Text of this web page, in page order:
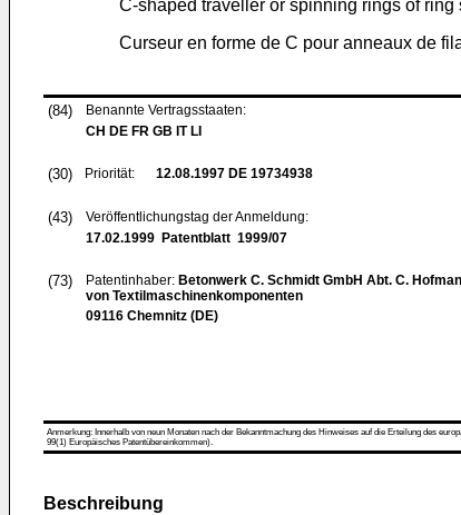
C-shaped traveller or spinning rings of
Curseur en forme de C pour anneaux de
(84)
Benannte Vertragsstaaten:
CH DE FR GB IT LI
(30) Priorität: 12.08.1997 DE 19734938
(43)
Veröffentlichungstag der Anmeldung:
17.02.1999 Patentblatt 1999/07
(73) Patentinhaber: Betonwerk C. Schmidt GmbH Abt. C.
von Textilmaschinenkomponenten
09116 Chemnitz (DE)
Anmerkung: Innerhalb von neun Monaten nach der Bekanntmachung des Hinweises auf die Erteilung des
99(1) Europäisches Patentübereinkommen).
Beschreibung